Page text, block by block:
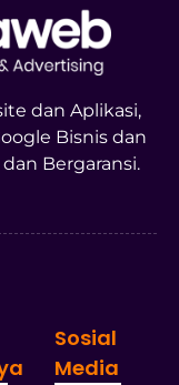
dan Aplikasi,
Bisnis dan
Bergaransi.
Sosial
Media